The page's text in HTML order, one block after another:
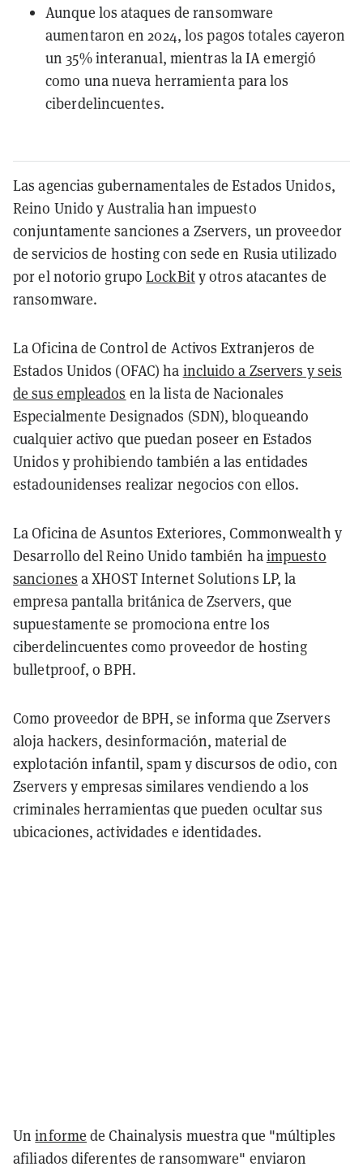
Aunque los ataques de ransomware
aumentaron en 2024, los pagos totales cayeron
un 35% interanual, mientras la IA emergió
como una nueva herramienta para los
ciberdelincuentes.
Las agencias gubernamentales de Estados Unidos,
Reino Unido y Australia han impuesto
conjuntamente sanciones a Zservers, un proveedor
de servicios de hosting con sede en Rusia utilizado
por el notorio grupoLockBity otros atacantes de
ransomware.
La Oficina de Control de Activos Extranjeros de
Estados Unidos (OFAC) ha incluido a Zservers y seis
de sus empleados en la lista de Nacionales
Especialmente Designados (SDN), bloqueando
cualquier activo que puedan poseer en Estados
Unidos y prohibiendo también a las entidades
estadounidenses realizar negocios con ellos.
La Oficina de Asuntos Exteriores, Commonwealth y
Desarrollo del Reino Unido también haimpuesto
sanciones a XHOST Internet Solutions LP, la
empresa pantalla británica de Zservers, que
supuestamente se promociona entre los
ciberdelincuentes como proveedor de hosting
bulletproof, o BPH.
Como proveedor de BPH, se informa que Zservers
aloja hackers, desinformación, material de
explotación infantil, spam y discursos de odio, con
Zservers y empresas similares vendiendo a los
criminales herramientas que pueden ocultar sus
ubicaciones, actividades e identidades.
Uninforme de Chainalysis muestra que "múltiples
afiliados diferentes de ransomware" enviaron